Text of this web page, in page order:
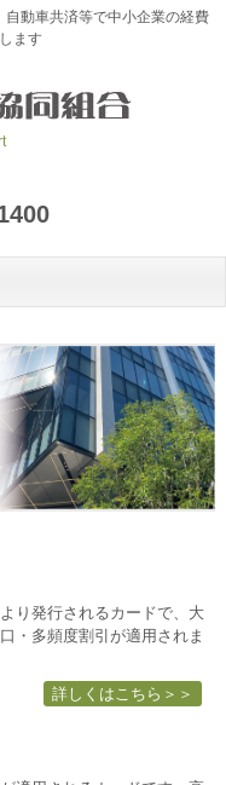
動車共済等で中小企業の経費
ます
り発行されるカードで、大
・多頻度割引が適用されま
詳しくはこちら＞＞